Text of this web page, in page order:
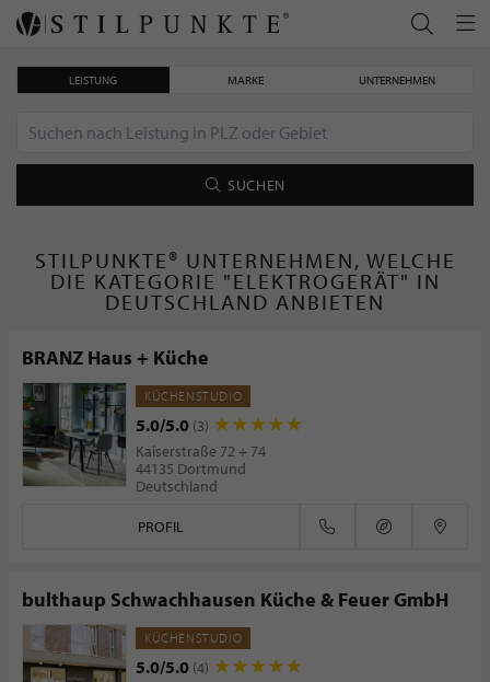
LEISTUNG MARKE UNTERNEHMEN
SUCHEN
STILPUNKTE® UNTERNEHMEN, WELCHE
DIE KATEGORIE "ELEKTROGERÄT" IN
DEUTSCHLAND ANBIETEN
BRANZ Haus + Küche
KÜCHENSTUDIO
5.0/5.0 (3)
Kaiserstraße 72 + 74
44135 Dortmund
Deutschland
PROFIL
bulthaup Schwachhausen Küche & Feuer GmbH
KÜCHENSTUDIO
5.0/5.0 (4)